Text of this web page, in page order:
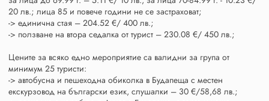
20 лв.; лица 85 и повече години не се застраховат;
-> единична стая – 204.52 €/ 400 лв.;
-> ползване на втора седалка от турист – 230.08 €/ 450 лв.;
Цените за всяко едно мероприятие са валидни за група от
минимум 25 туристи:
-> автобусна и пешеходна обиколка в Будапеща с местен
екскурзовод на български език, слушалки – 30 €/58,68 лв.;